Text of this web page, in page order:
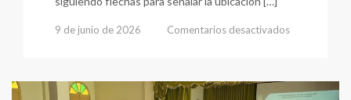
9 de junio de 2026 Comentarios desactivados
Matemático?